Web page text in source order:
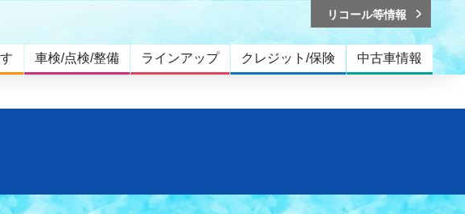
車検/点検/整備 ラインアップ クレジット/保険 中古車情報
リコール等情報